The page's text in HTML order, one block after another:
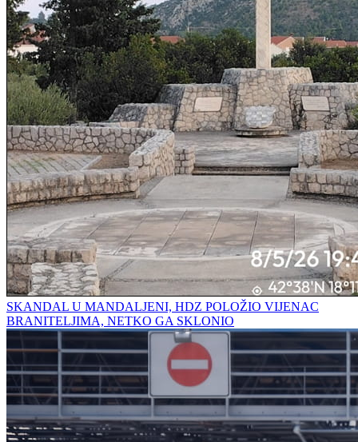
SKANDAL U MANDALJENI, HDZ POLOŽIO VIJENAC
BRANITELJIMA, NETKO GA SKLONIO